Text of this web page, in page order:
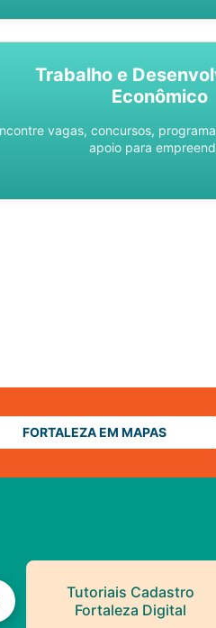
Trabalho e
Econômico
vagas, concursos,
apoio para
FORTALEZA EM MAPAS
Tutoriais Cadastro
Fortaleza Digital